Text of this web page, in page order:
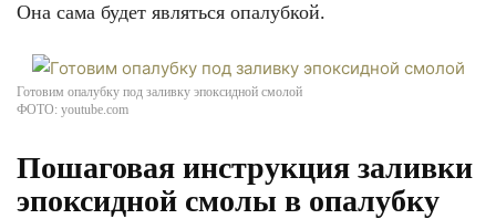
Она сама будет являться опалубкой.
Готовим опалубку под заливку эпоксидной смолой
ФОТО: youtube.com
Пошаговая инструкция заливки
эпоксидной смолы в опалубку